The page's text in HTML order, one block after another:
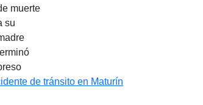
muerte
su
de tránsito en Maturín